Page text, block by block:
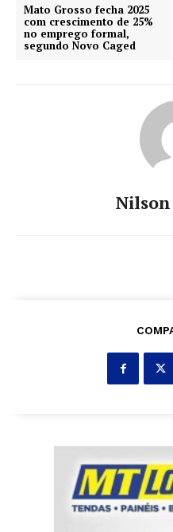
Mato Grosso fecha 2025
com crescimento de 25%
no emprego formal,
segundo Novo Caged